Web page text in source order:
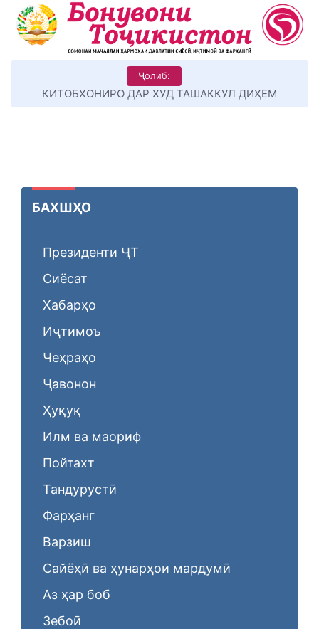
Ҷолиб:
КИТОБХОНИРО ДАР ХУД ТАШАККУЛ ДИҲЕМ
БАХШҲО
Президенти ҶТ
Сиёсат
Хабарҳо
Иҷтимоъ
Чеҳраҳо
Ҷавонон
Ҳуқуқ
Илм ва маориф
Пойтахт
Тандурустӣ
Фарҳанг
Варзиш
Сайёҳӣ ва ҳунарҳои мардумӣ
Аз ҳар боб
Зебоӣ